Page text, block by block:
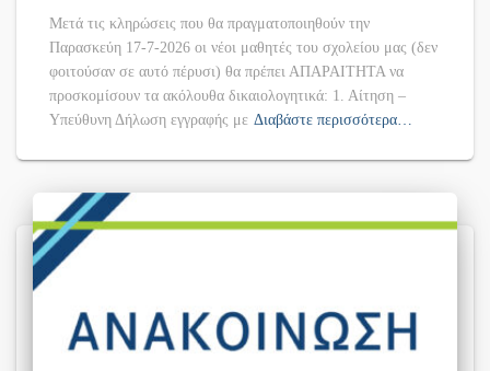
Μετά τις κληρώσεις που θα πραγματοποιηθούν την
Παρασκεύη 17-7-2026 οι νέοι μαθητές του σχολείου μας (δεν
φοιτούσαν σε αυτό πέρυσι) θα πρέπει ΑΠΑΡΑΙΤΗΤΑ να
προσκομίσουν τα ακόλουθα δικαιολογητικά: 1. Αίτηση –
Υπεύθυνη Δήλωση εγγραφής με Διαβάστε περισσότερα…